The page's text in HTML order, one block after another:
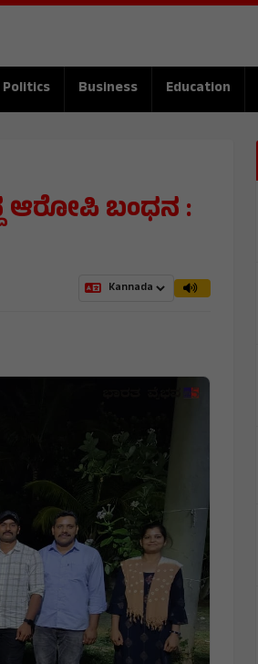
Politics Business Education
ಆರೋಪಿ ಬಂಧನ :